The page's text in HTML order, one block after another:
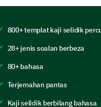
800+ templat kaji selidik
28+ jenis soalan berbeza
80+ bahasa
Terjemahan pantas
Kaji selidik berbilang bahasa